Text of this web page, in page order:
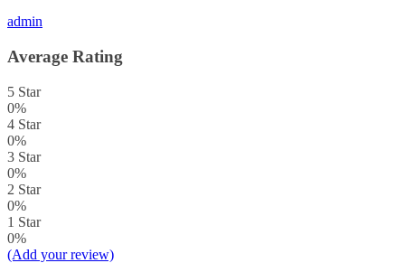
admin
Average Rating
5 Star
0%
4 Star
0%
3 Star
0%
2 Star
0%
1 Star
0%
(Add your review)